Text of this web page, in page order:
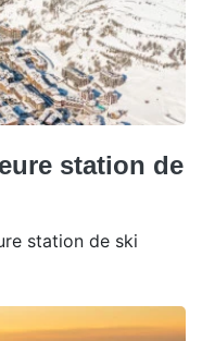
station de
station de ski